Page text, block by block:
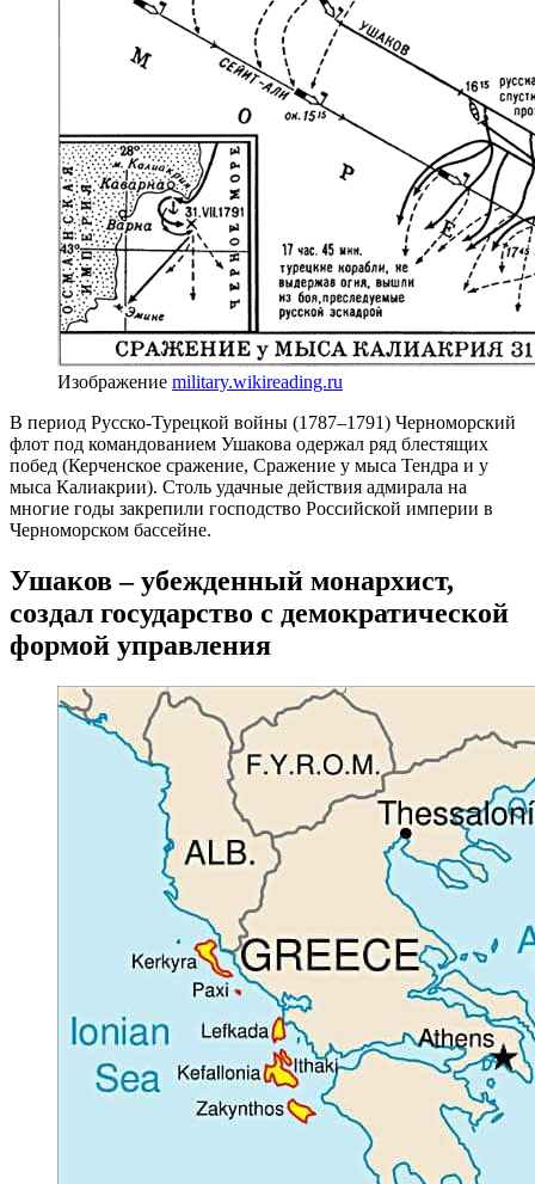
Изображение military.wikireading.ru
В период Русско-Турецкой войны (1787–1791) Черноморский
флот под командованием Ушакова одержал ряд блестящих
побед (Керченское сражение, Сражение у мыса Тендра и у
мыса Калиакрии). Столь удачные действия адмирала на
многие годы закрепили господство Российской империи в
Черноморском бассейне.
Ушаков – убежденный монархист,
создал государство с демократической
формой управления